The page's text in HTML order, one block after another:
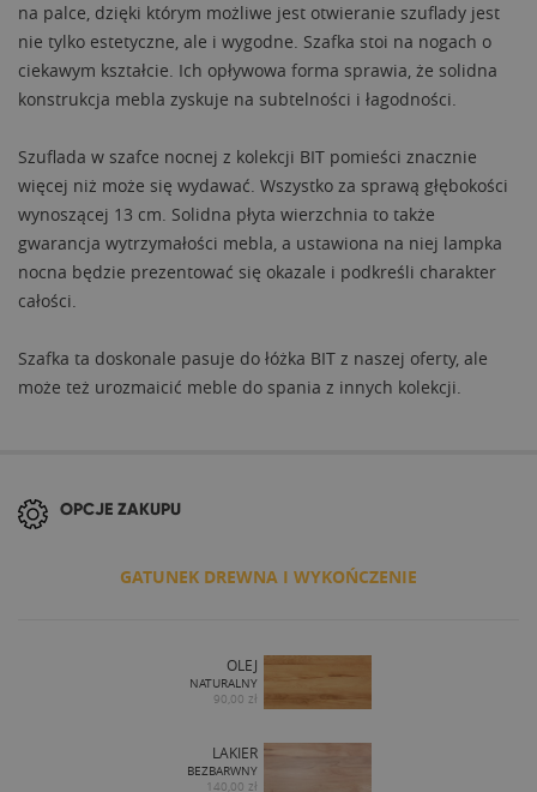
na palce, dzięki którym możliwe jest otwieranie szuflady jest
nie tylko estetyczne, ale i wygodne. Szafka stoi na nogach o
ciekawym kształcie. Ich opływowa forma sprawia, że solidna
konstrukcja mebla zyskuje na subtelności i łagodności.
Szuflada w szafce nocnej z kolekcji BIT pomieści znacznie
więcej niż może się wydawać. Wszystko za sprawą głębokości
wynoszącej 13 cm. Solidna płyta wierzchnia to także
gwarancja wytrzymałości mebla, a ustawiona na niej lampka
nocna będzie prezentować się okazale i podkreśli charakter
całości.
Szafka ta doskonale pasuje do łóżka BIT z naszej oferty, ale
może też urozmaicić meble do spania z innych kolekcji.
OPCJE ZAKUPU
GATUNEK DREWNA I WYKOŃCZENIE
OLEJ
NATURALNY
90,00 zł
LAKIER
BEZBARWNY
140,00 zł